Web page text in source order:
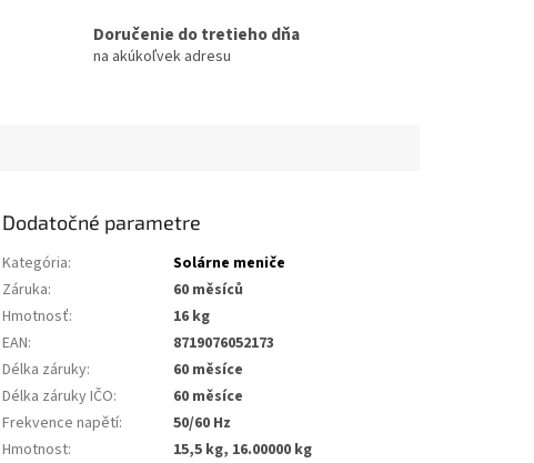
Doručenie do tretieho dňa
na akúkoľvek adresu
Dodatočné parametre
Kategória:
Solárne meniče
Záruka:
60 měsíců
Hmotnosť:
16 kg
EAN:
8719076052173
Délka záruky:
60 měsíce
Délka záruky IČO:
60 měsíce
Frekvence napětí:
50/60 Hz
Hmotnost:
15,5 kg, 16.00000 kg